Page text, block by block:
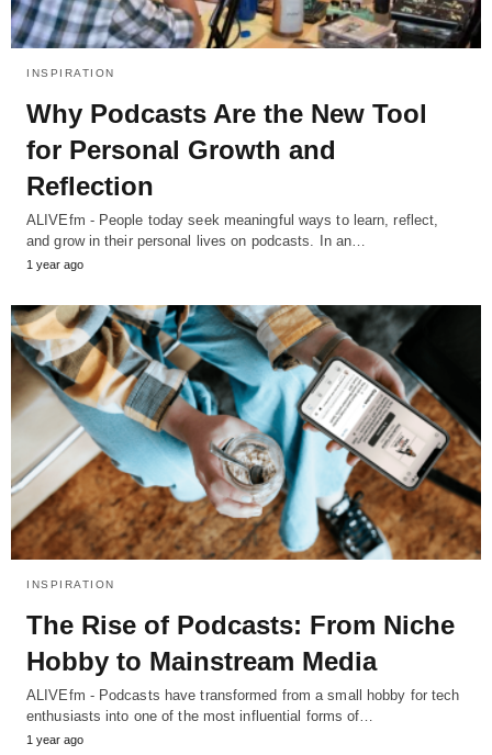
INSPIRATION
Why Podcasts Are the New Tool
for Personal Growth and
Reflection
ALIVEfm - People today seek meaningful ways to learn, reflect,
and grow in their personal lives on podcasts. In an…
1 year ago
INSPIRATION
The Rise of Podcasts: From Niche
Hobby to Mainstream Media
ALIVEfm - Podcasts have transformed from a small hobby for tech
enthusiasts into one of the most influential forms of…
1 year ago